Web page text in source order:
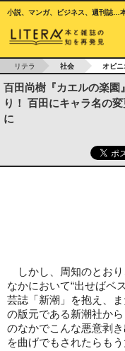
小説、マンガ、ビジネス、週刊誌…
リテラ 社会 オピ
百田尚樹『カエルの楽園
り！ 百田にキャラ名の
に
しかし、周知のとおり
なかにおいて“出せばベ
芸誌「新潮」を抱え、
の版元である新潮社か
のなかでこんな悪意剥
を曲げでもされたらも